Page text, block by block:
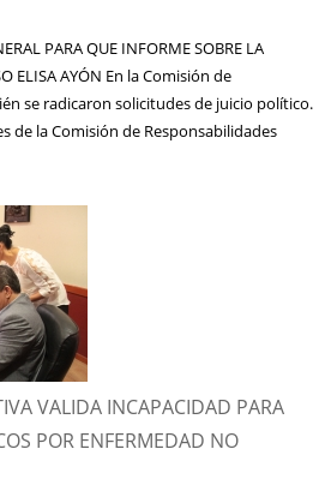
PARA QUE INFORME SOBRE LA
ELISA AYÓN En la Comisión de
se radicaron solicitudes de juicio político.
de la Comisión de Responsabilidades
VALIDA INCAPACIDAD PARA
POR ENFERMEDAD NO